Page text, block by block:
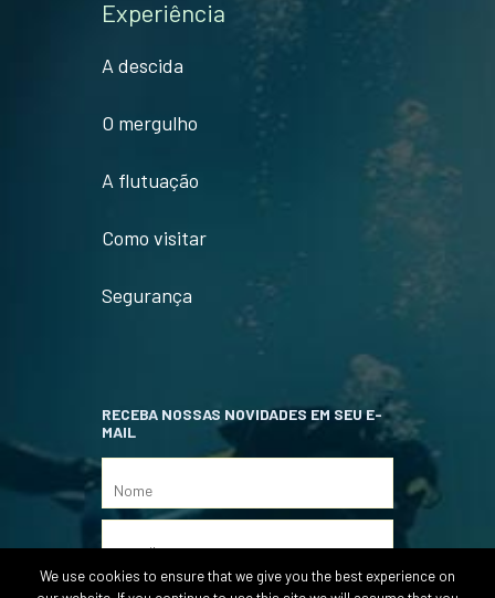
Experiência
A descida
O mergulho
A flutuação
Como visitar
Segurança
RECEBA NOSSAS NOVIDADES EM SEU E-
MAIL
We use cookies to ensure that we give you the best experience on